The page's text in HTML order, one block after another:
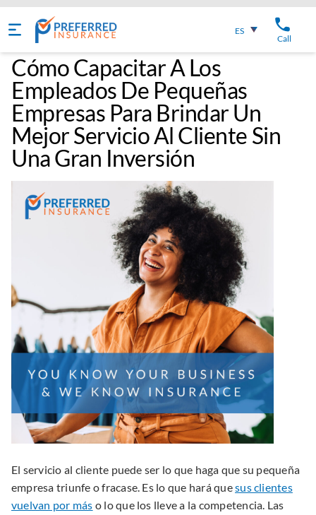
ESEspañol
Call
Cómo Capacitar A Los
Empleados De Pequeñas
Empresas Para Brindar Un
Mejor Servicio Al Cliente Sin
Una Gran Inversión
El servicio al cliente puede ser lo que haga que su pequeña
empresa triunfe o fracase. Es lo que hará quesus clientes
vuelvan por más o lo que los lleve a la competencia. Las